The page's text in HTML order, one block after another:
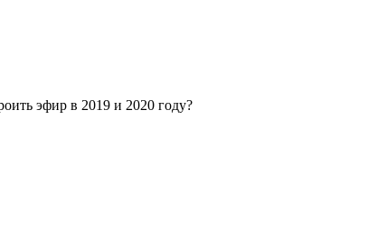
эфир в 2019 и 2020 году?